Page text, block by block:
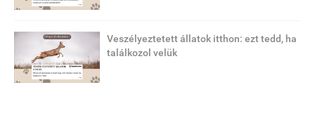
Veszélyeztetett állatok itthon: ezt tedd, ha
találkozol velük